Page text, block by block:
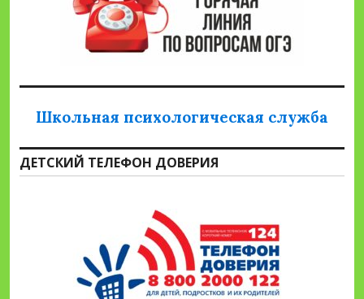
Школьная психологическая служба
ДЕТСКИЙ ТЕЛЕФОН ДОВЕРИЯ